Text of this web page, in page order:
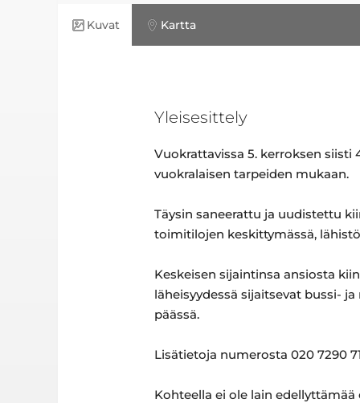
Kuvat Kartta
Yleisesittely
Vuokrattavissa 5. kerroksen
vuokralaisen tarpeiden mukaan.
Täysin saneerattu ja uudistettu
toimitilojen keskittymässä,
Keskeisen sijaintinsa ansiosta
läheisyydessä sijaitsevat bussi-
päässä.
Lisätietoja numerosta 020 7290
Kohteella ei ole lain